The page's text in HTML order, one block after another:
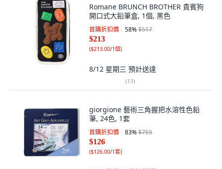
Romane BRUNCH BROTHER 貴賓狗
開口式大鉛筆盒, 1個, 黑色
首購折扣價 58%$517
$213
($213.00/1個)
8/12 星期三 預計送達
(13)
giorgione 藝術三角握把水溶性色鉛
筆, 24色, 1套
首購折扣價 83%$759
$126
($126.00/1套)